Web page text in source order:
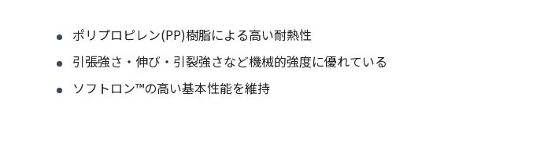
ポリプロピレン(PP)樹脂による高い耐熱性
引張強さ・伸び・引裂強さなど機械的強度に優れている
ソフトロン™の高い基本性能を維持